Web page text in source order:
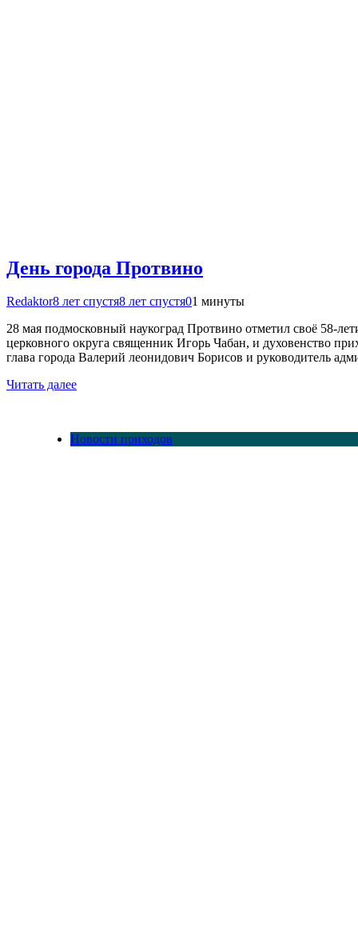
День города Протвино
Redaktor8 лет спустя8 лет спустя01 минуты
28 мая подмосковный наукоград Протвино отметил своё 58-
церковного округа священник Игорь Чабан, и духовенство
глава города Валерий леонидович Борисов и руководитель
Читать далее
Новости приходов